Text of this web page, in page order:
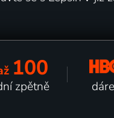
100
zpětně